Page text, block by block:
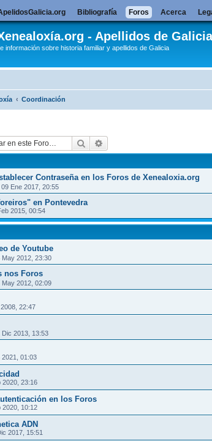
- Apellidos de Galicia
información sobre historia familiar y apellidos de Galicia
Coordinación
Buscar
Contraseña en los Foros de Xenealoxia.org
09 Ene 2017, 20:55
en Pontevedra
2015, 00:54
de Youtube
May 2012, 23:30
nos Foros
May 2012, 02:09
22:47
Dic 2013, 13:53
2021, 01:03
2020, 23:16
en los Foros
2020, 10:12
ADN
2017, 15:51
Bibliografía Foros Acerca